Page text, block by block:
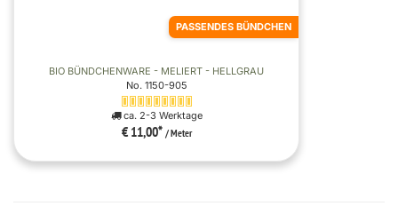
PASSENDES BÜNDCHEN
BIO BÜNDCHENWARE - MELIERT - HELLGRAU
No. 1150-905
ca. 2-3 Werktage
€ 11,00* / Meter